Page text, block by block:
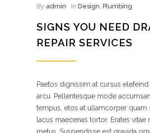
By admin In Design, Plumbing
SIGNS YOU NEED
REPAIR SERVICES
Paetos dignissim at cursus
arcu. Pellentesque mode
tempus, etos at ullamcorper quam
lacus maecenas tortor. Erates vitae